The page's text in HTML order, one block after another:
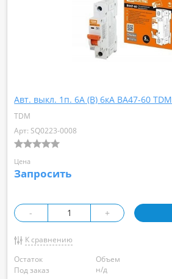
Авт. выкл. 1п. 6А (B) 6кА ВА47-60 TDM
TDM
Арт: SQ0223-0008
Цена
Запросить
- +
К сравнению
Остаток
Под заказ
Объем
н/д